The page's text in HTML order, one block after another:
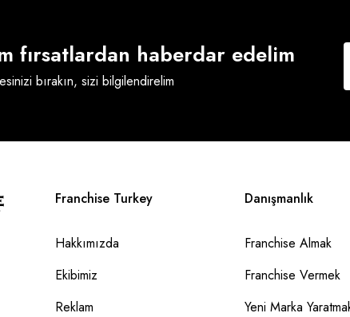
fırsatlardan haberdar edelim
bırakın, sizi bilgilendirelim
Franchise Turkey
Hakkımızda
Ekibimiz
Reklam
Danışmanlık
Franchise Almak
Franchise Vermek
Yeni Marka